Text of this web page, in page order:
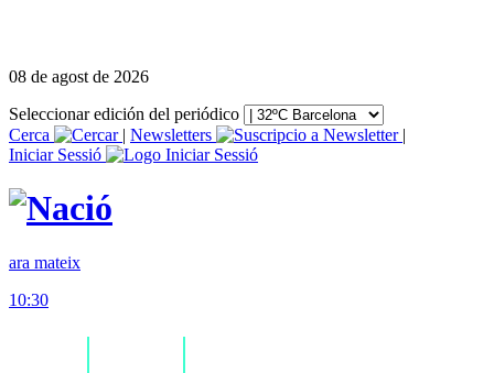
08 de agost de 2026
Seleccionar edición del periódico
Cerca
| Newsletters
|
Iniciar Sessió
ara mateix
10:30